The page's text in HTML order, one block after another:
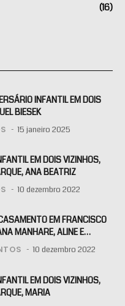
(16)
INFANTIL EM DOIS
BIESEK
15 janeiro 2025
EM DOIS VIZINHOS,
ANA BEATRIZ
10 dezembro 2022
EM FRANCISCO
MANHARE, ALINE E
10 dezembro 2022
EM DOIS VIZINHOS,
MARIA